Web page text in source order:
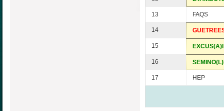
13 FAQS
14
15 EXCUS(A)I
16
17 HEP